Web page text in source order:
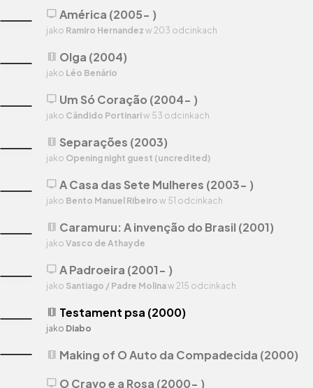
theaters Testament psa (2000)
jako Diabo
theaters Caramuru: A invenção do Brasil (2001)
jako Vasco de Athayde
theaters Separações (2003)
jako Opening night guest (uncredited)
theaters Olga (2004)
jako Léo Benário
theaters Making of O Auto da Compadecida (2000)
tv Um Só Coração (2004- )
jako Cândido Portinariw 53 odcinkach
tv O Cravo e a Rosa (2000- )
tv A Casa das Sete Mulheres (2003- )
jako Bento Manuel Ribeiro w 51 odcinkach
tv América (2005- )
jako Ramiro Hernandez w 203 odcinkach
tv A Padroeira (2001- )
jako Santiago / Padre Molinaw 215 odcinkach